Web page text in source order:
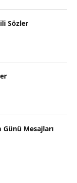
Sözler
Günü Mesajları